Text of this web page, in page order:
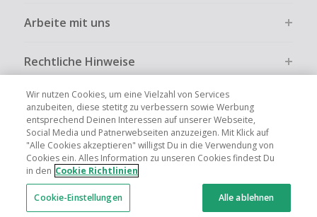
Arbeite mit uns
Rechtliche Hinweise
Globale Websites UK US CN JP FR AU IT
Wir nutzen Cookies, um eine Vielzahl von Services
anzubeiten, diese stetitg zu verbessern sowie Werbung
entsprechend Deinen Interessen auf unserer Webseite,
Social Media und Patnerwebseiten anzuzeigen. Mit Klick auf
"Alle Cookies akzeptieren" willigst Du in die Verwendung von
Cookies ein. Alles Information zu unseren Cookies findest Du
in den Cookie Richtlinien
Cookie-Einstellungen Alle ablehnen